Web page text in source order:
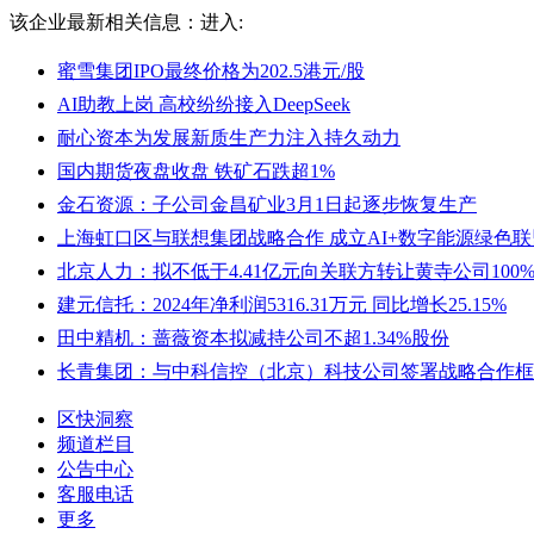
该企业最新相关信息： 进入:
蜜雪集团IPO最终价格为202.5港元/股
AI助教上岗 高校纷纷接入DeepSeek
耐心资本为发展新质生产力注入持久动力
国内期货夜盘收盘 铁矿石跌超1%
金石资源：子公司金昌矿业3月1日起逐步恢复生产
上海虹口区与联想集团战略合作 成立AI+数字能源绿色
北京人力：拟不低于4.41亿元向关联方转让黄寺公司
建元信托：2024年净利润5316.31万元 同比增长25.15%
田中精机：蔷薇资本拟减持公司不超1.34%股份
长青集团：与中科信控（北京）科技公司签署战略合作
区快洞察
频道栏目
公告中心
客服电话
更多